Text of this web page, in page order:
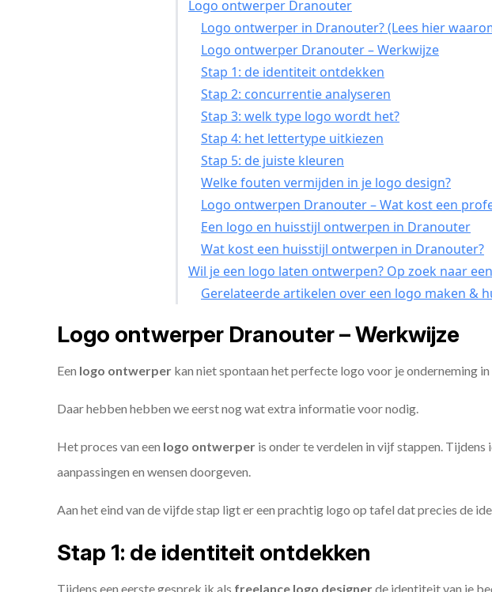
Logo ontwerper Dranouter
Logo ontwerper in Dranouter? (Lees hier
Logo ontwerper Dranouter – Werkwijze
Stap 1: de identiteit ontdekken
Stap 2: concurrentie analyseren
Stap 3: welk type logo wordt het?
Stap 4: het lettertype uitkiezen
Stap 5: de juiste kleuren
Welke fouten vermijden in je logo design?
Logo ontwerpen Dranouter – Wat kost een
Een logo en huisstijl ontwerpen in Dranouter
Wat kost een huisstijl ontwerpen in Dranouter?
Wil je een logo laten ontwerpen? Op zoek naar
Gerelateerde artikelen over een logo maken &
Logo ontwerper Dranouter – Werkwijze
Een logo ontwerper kan niet spontaan het perfecte logo voor je onderneming
Daar hebben hebben we eerst nog wat extra informatie voor nodig.
Het proces van een logo ontwerper is onder te verdelen in vijf stappen.
aanpassingen en wensen doorgeven.
Aan het eind van de vijfde stap ligt er een prachtig logo op tafel dat precies de
Stap 1: de identiteit ontdekken
Tijdens een eerste gesprek ik als freelance logo designerde identiteit van je